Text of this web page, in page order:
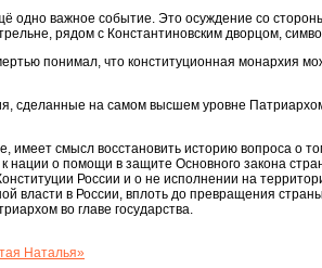
одно важное событие. Это осуждение со
рядом с Константиновским дворцом,
понимал, что конституционная монархия
сделанные на самом высшем уровне
имеет смысл восстановить историю вопроса о
нации о помощи в защите Основного закона
России и о не исполнении на
власти в России, вплоть до превращения
во главе государства.
Наталья»